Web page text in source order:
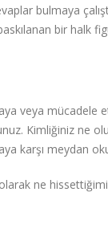
bulmaya
bir halk
veya mücadele
Kimliğiniz ne
karşı meydan
ne hissettiğimi